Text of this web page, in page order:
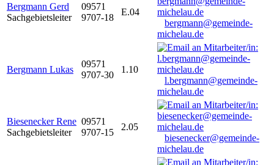
Bergmann Gerd
Sachgebietsleiter
09571
9707-18
E.04
bergmann@gemeinde-
michelau.de
Bergmann Lukas
09571
9707-30
1.10
l.bergmann@gemeinde-
michelau.de
Biesenecker Rene
Sachgebietsleiter
09571
9707-15
2.05
biesenecker@gemeinde-
michelau.de